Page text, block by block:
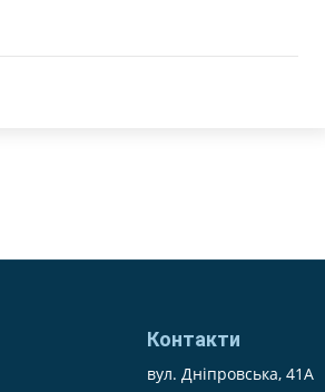
Контакти
вул. Дніпровська, 41А